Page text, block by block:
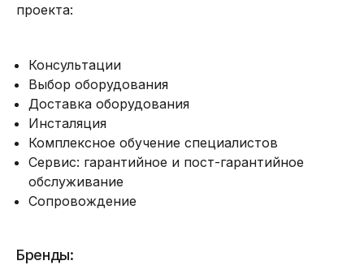
проекта:
Консультации
Выбор оборудования
Доставка оборудования
Инсталяция
Комплексное обучение специалистов
Сервис: гарантийное и пост-гарантийное
обслуживание
Сопровождение
Бренды: